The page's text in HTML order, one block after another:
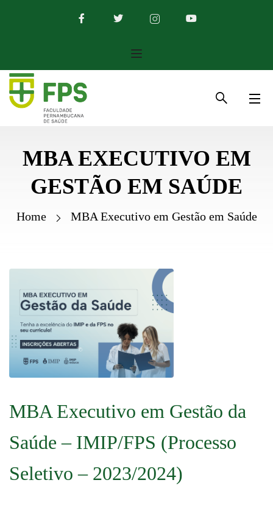
MBA EXECUTIVO EM
GESTÃO EM SAÚDE
Home MBA Executivo em Gestão em Saúde
MBA Executivo em Gestão da
Saúde – IMIP/FPS (Processo
Seletivo – 2023/2024)